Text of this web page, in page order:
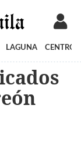
LAGUNA CENTRO